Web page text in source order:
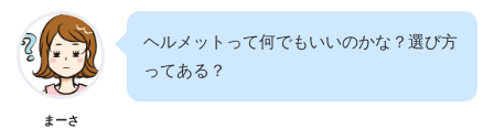
まーさ
ヘルメットって何でもいいのかな？選び方
ってある？